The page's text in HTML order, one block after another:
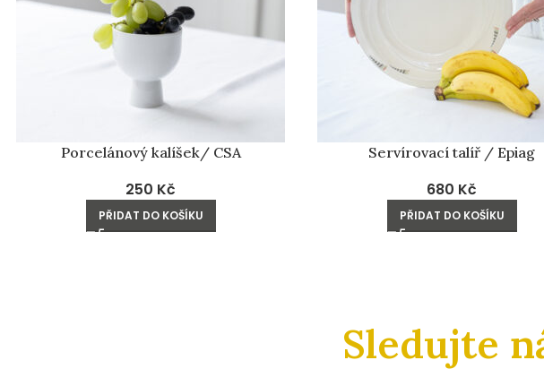
Porcelánový kalíšek/ CSA
250 Kč
PŘIDAT DO KOŠÍKU
Servírovací talíř / Epiag
680 Kč
PŘIDAT DO KOŠÍKU
Sledujte